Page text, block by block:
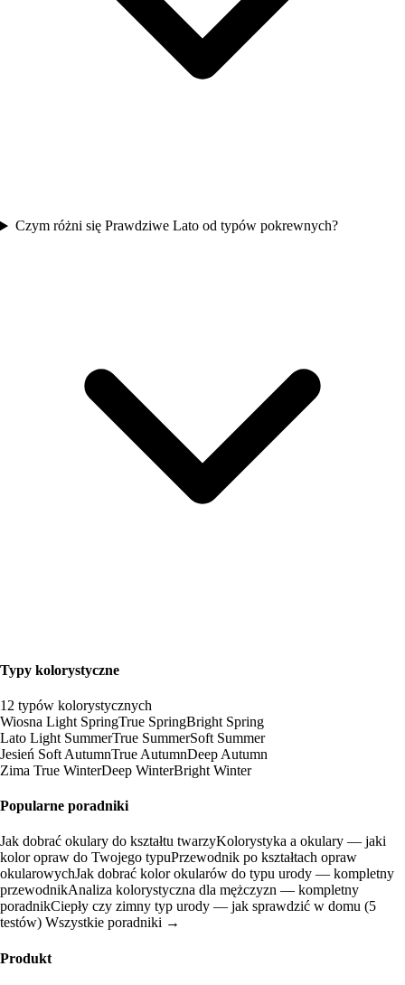
Czym różni się Prawdziwe Lato od typów pokrewnych?
Typy kolorystyczne
12 typów kolorystycznych
Wiosna Light SpringTrue SpringBright Spring
Lato Light SummerTrue SummerSoft Summer
Jesień Soft AutumnTrue AutumnDeep Autumn
Zima True WinterDeep WinterBright Winter
Popularne poradniki
Jak dobrać okulary do kształtu twarzyKolorystyka a okulary — jaki
kolor opraw do Twojego typuPrzewodnik po kształtach opraw
okularowychJak dobrać kolor okularów do typu urody — kompletny
przewodnikAnaliza kolorystyczna dla mężczyzn — kompletny
poradnikCiepły czy zimny typ urody — jak sprawdzić w domu (5
testów) Wszystkie poradniki →
Produkt